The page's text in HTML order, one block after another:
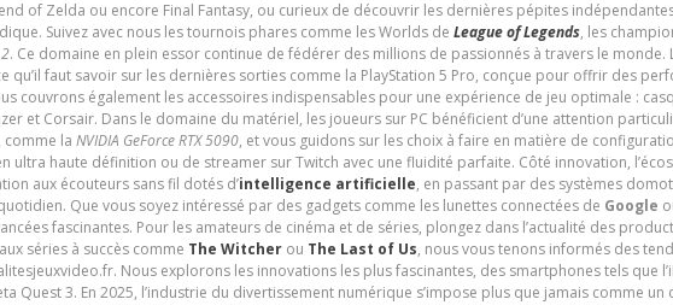
of Zelda ou encore Final Fantasy, ou curieux de découvrir les dernières pépites
Suivez avec nous les tournois phares comme les Worlds de League of Legends, les
. Ce domaine en plein essor continue de fédérer des millions de passionnés à travers le monde.
faut savoir sur les dernières sorties comme la PlayStation 5 Pro, conçue pour offrir des
couvrons également les accessoires indispensables pour une expérience de jeu optimale :
et Corsair. Dans le domaine du matériel, les joueurs sur PC bénéficient d’une attention
comme la NVIDIA GeForce RTX 5090, et vous guidons sur les choix à faire en matière de
ultra haute définition ou de streamer sur Twitch avec une fluidité parfaite. Côté innovation,
aux écouteurs sans fil dotés d’intelligence artificielle, en passant par des systèmes
Que vous soyez intéressé par des gadgets comme les lunettes connectées de Google
fascinantes. Pour les amateurs de cinéma et de séries, plongez dans l’actualité des
séries à succès comme The Witcherou The Last of Us, nous vous tenons informés des
Nous explorons les innovations les plus fascinantes, des smartphones tels que
Quest 3. En 2025, l’industrie du divertissement numérique s’impose plus que jamais comme